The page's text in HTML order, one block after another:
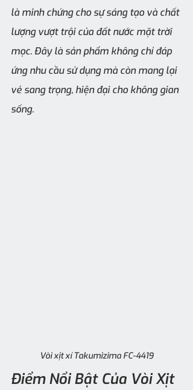
là minh chứng cho sự sáng tạo và chất
lượng vượt trội của đất nước mặt trời
mọc. Đây là sản phẩm không chỉ đáp
ứng nhu cầu sử dụng mà còn mang lại
vẻ sang trọng, hiện đại cho không gian
sống.
Vòi xịt xí Takumizima FC-4419
Điểm Nổi Bật Của Vòi Xịt